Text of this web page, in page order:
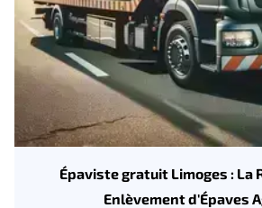
Épaviste gratuit Limoges : La
Enlèvement d'Épaves